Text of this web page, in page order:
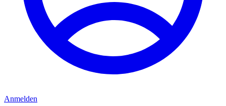
Anmelden